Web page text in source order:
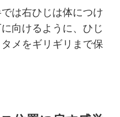
は右ひじは体につけ
向けるように、ひじ
メをギリギリまで保